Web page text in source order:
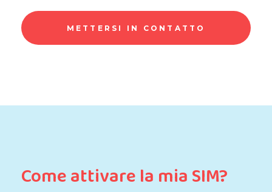
METTERSI IN CONTATTO
Come attivare la mia SIM?